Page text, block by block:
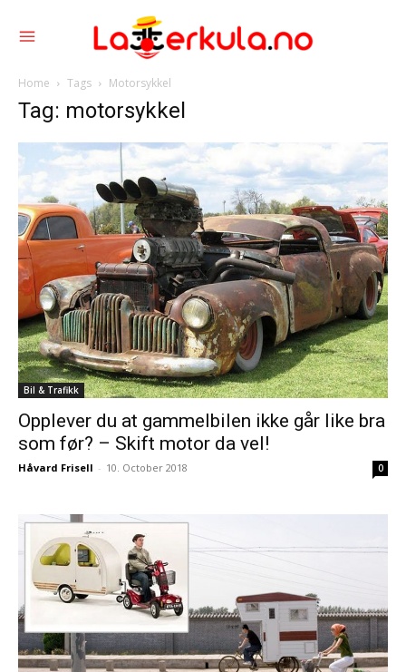
Home Tags Motorsykkel
Tag: motorsykkel
Bil & Trafikk
Opplever du at gammelbilen ikke går like bra
som før? – Skift motor da vel!
Håvard Frisell - 10. October 2018 0